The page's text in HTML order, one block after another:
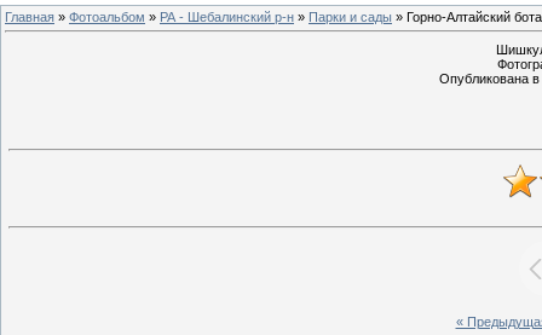
Главная » Фотоальбом » РА - Шебалинский р-н » Парки и сады » Горно-Алтайский
Опубликована в
«